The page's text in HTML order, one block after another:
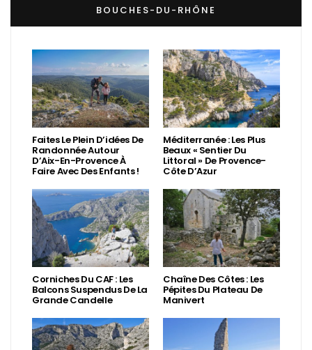
BOUCHES-DU-RHÔNE
Faites Le Plein D’idées De
Randonnée Autour
D’Aix-En-Provence À
Faire Avec Des Enfants !
Méditerranée : Les Plus
Beaux « Sentier Du
Littoral » De Provence-
Côte D’Azur
Corniches Du CAF : Les
Balcons Suspendus De La
Grande Candelle
Chaîne Des Côtes : Les
Pépites Du Plateau De
Manivert